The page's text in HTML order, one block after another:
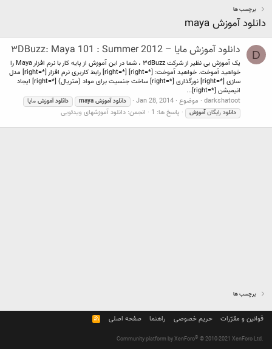
برچسب ها
دانلود آموزش maya
D دانلود آموزش مایا – ۳DBuzz: Maya 101 : Summer 2012
یک آموزش بی نظیر از شرکت ۳dBuzz ، شما در این آموزش از پایه کار با نرم افزار Maya را
خواهید آموخت. خواهید آموخت: [*=right] [*=right] رابط کاربری نرم افزار [*=right] مدل
سازی [*=right] نورگذاری [*=right] ساخت جنسیت برای مواد (متریال) [*=right] ایجاد
انیمیشن [*=right]...
darkshatoot موضوع Jan 28, 2014 دانلود آموزش maya دانلود آموزش مایا
دانلود رایگانآموزش پاسخ ها: 1 انجمن: دانلود آموزشهای ویدئویی
برچسب ها
قوانین و مقرّرات حریم خصوصی راهنما صفحه اصلی
R
S
Community platform by XenForo® © 2010-2021 XenForo Ltd.